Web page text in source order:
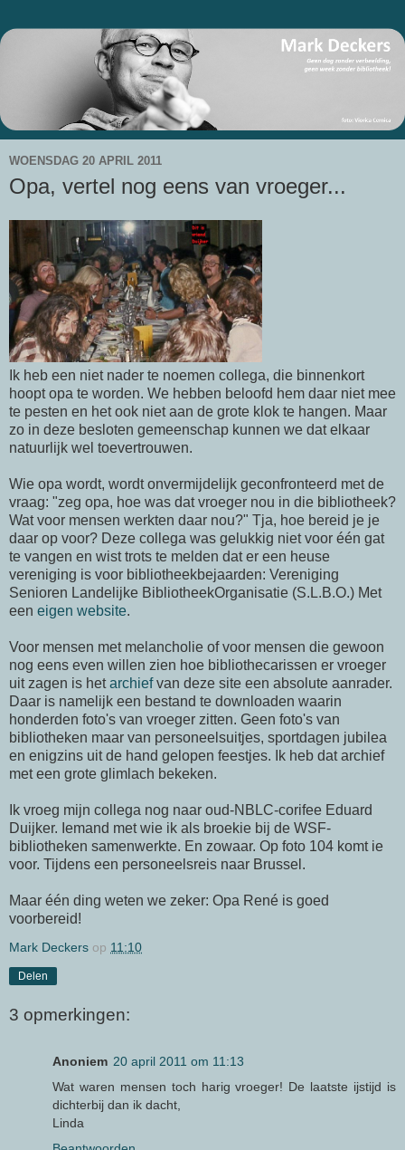
WOENSDAG 20 APRIL 2011
Opa, vertel nog eens van vroeger...
Ik heb een niet nader te noemen collega, die binnenkort
hoopt opa te worden. We hebben beloofd hem daar niet mee
te pesten en het ook niet aan de grote klok te hangen. Maar
zo in deze besloten gemeenschap kunnen we dat elkaar
natuurlijk wel toevertrouwen.
Wie opa wordt, wordt onvermijdelijk geconfronteerd met de
vraag: "zeg opa, hoe was dat vroeger nou in die bibliotheek?
Wat voor mensen werkten daar nou?" Tja, hoe bereid je je
daar op voor? Deze collega was gelukkig niet voor één gat
te vangen en wist trots te melden dat er een heuse
vereniging is voor bibliotheekbejaarden: Vereniging
Senioren Landelijke BibliotheekOrganisatie (S.L.B.O.) Met
een eigen website.
Voor mensen met melancholie of voor mensen die gewoon
nog eens even willen zien hoe bibliothecarissen er vroeger
uit zagen is hetarchiefvan deze site een absolute aanrader.
Daar is namelijk een bestand te downloaden waarin
honderden foto's van vroeger zitten. Geen foto's van
bibliotheken maar van personeelsuitjes, sportdagen jubilea
en enigzins uit de hand gelopen feestjes. Ik heb dat archief
met een grote glimlach bekeken.
Ik vroeg mijn collega nog naar oud-NBLC-corifee Eduard
Duijker. Iemand met wie ik als broekie bij de WSF-
bibliotheken samenwerkte. En zowaar. Op foto 104 komt ie
voor. Tijdens een personeelsreis naar Brussel.
Maar één ding weten we zeker: Opa René is goed
voorbereid!
Mark Deckers op 11:10
Delen
3 opmerkingen:
Anoniem 20 april 2011 om 11:13
Wat waren mensen toch harig vroeger! De laatste ijstijd is
dichterbij dan ik dacht,
Linda